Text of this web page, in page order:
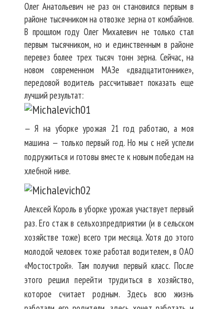
Олег Анатольевич не раз он становился первым в
районе тысячником на отвозке зерна от комбайнов.
В прошлом году Олег Михалевич не только стал
первым тысячником, но и единственным в районе
перевез более трех тысяч тонн зерна. Сейчас, на
новом современном МАЗе «двадцатитоннике»,
передовой водитель рассчитывает показать еще
лучший результат:
— Я на уборке урожая 21 год работаю, а моя
машина — только первый год. Но мы с ней успели
подружиться и готовы вместе к новым победам на
хлебной ниве.
Алексей Король в уборке урожая участвует первый
раз. Его стаж в сельхозпредприятии (и в сельском
хозяйстве тоже) всего три месяца. Хотя до этого
молодой человек тоже работал водителем, в ОАО
«Мостострой». Там получил первый класс. После
этого решил перейти трудиться в хозяйство,
которое считает родным. Здесь всю жизнь